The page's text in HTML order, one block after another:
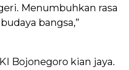
Menumbuhkan rasa
bangsa,”
Bojonegoro kian jaya.